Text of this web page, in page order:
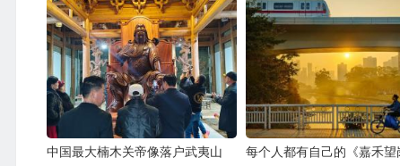
中国最大楠木关帝像落户武夷山
每个人都有自己的《嘉禾望